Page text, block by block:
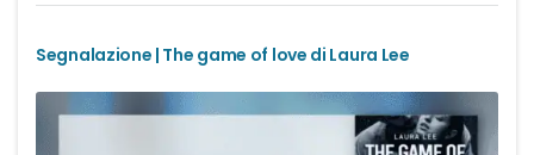
Segnalazione | The game of love di Laura Lee